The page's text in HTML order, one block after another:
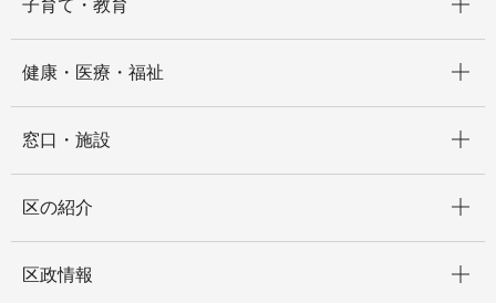
子育て・教育
健康・医療・福祉
窓口・施設
区の紹介
区政情報